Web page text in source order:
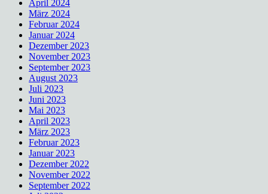
April 2024
März 2024
Februar 2024
Januar 2024
Dezember 2023
November 2023
September 2023
August 2023
Juli 2023
Juni 2023
Mai 2023
April 2023
März 2023
Februar 2023
Januar 2023
Dezember 2022
November 2022
September 2022